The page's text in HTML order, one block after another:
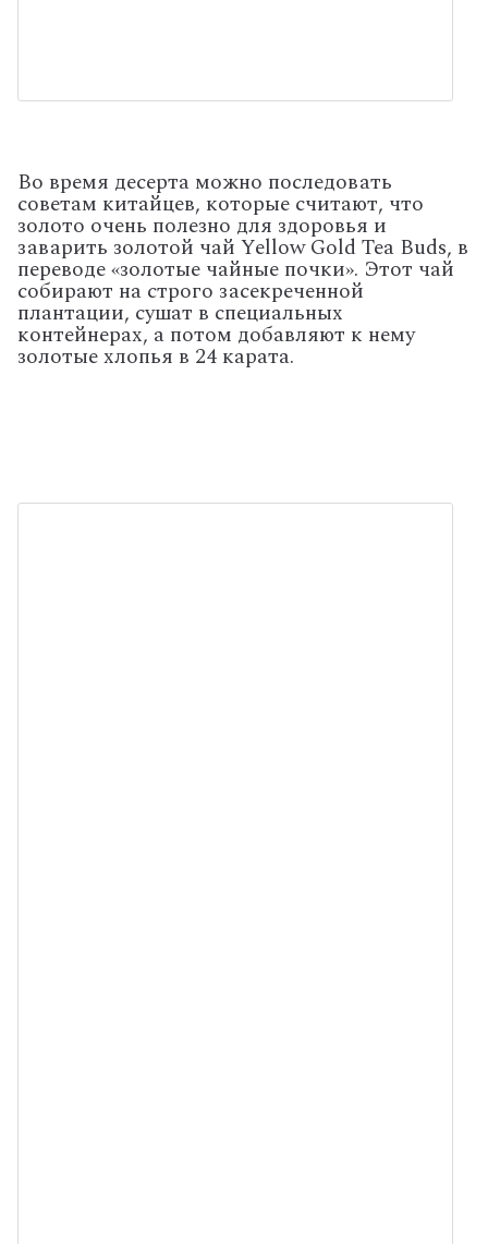
Во время десерта можно последовать
советам китайцев, которые считают, что
золото очень полезно для здоровья и
заварить золотой чай Yellow Gold Tea Buds, в
переводе «золотые чайные почки». Этот чай
собирают на строго засекреченной
плантации, сушат в специальных
контейнерах, а потом добавляют к нему
золотые хлопья в 24 карата.